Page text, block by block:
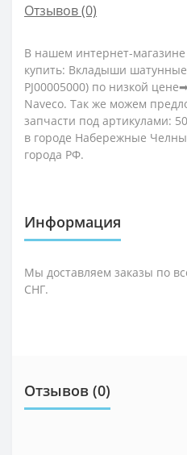
Отзывов (0)
В нашем интернет-
купить: Вкладыши шатунные
PJ00005000) по низкой
Naveco. Так же можем
запчасти под артикулами:
в городе Набережные
города РФ.
Информация
Мы доставляем заказы по
СНГ.
Отзывов (0)